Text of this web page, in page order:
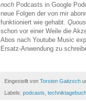
noch Podcasts in Google
neue Folgen der von mir
funktioniert wie gehabt.
schon vor einer Weile die
Abos nach Youtube Music
Ersatz-Anwendung zu
Eingestellt von Torsten Gaitzsch
Labels: podcasts techniktagebuch